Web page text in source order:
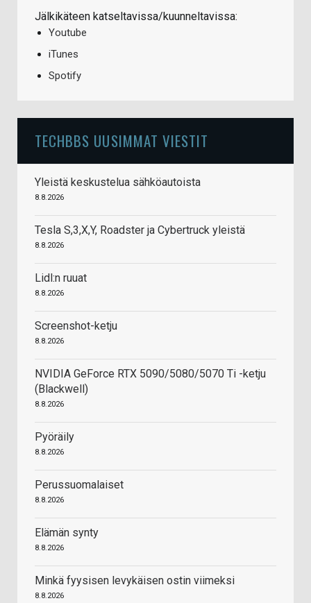
Jälkikäteen katseltavissa/kuunneltavissa:
Youtube
iTunes
Spotify
TECHBBS UUSIMMAT VIESTIT
Yleistä keskustelua sähköautoista
8.8.2026
Tesla S,3,X,Y, Roadster ja Cybertruck yleistä
8.8.2026
Lidl:n ruuat
8.8.2026
Screenshot-ketju
8.8.2026
NVIDIA GeForce RTX 5090/5080/5070 Ti -ketju
(Blackwell)
8.8.2026
Pyöräily
8.8.2026
Perussuomalaiset
8.8.2026
Elämän synty
8.8.2026
Minkä fyysisen levykäisen ostin viimeksi
8.8.2026